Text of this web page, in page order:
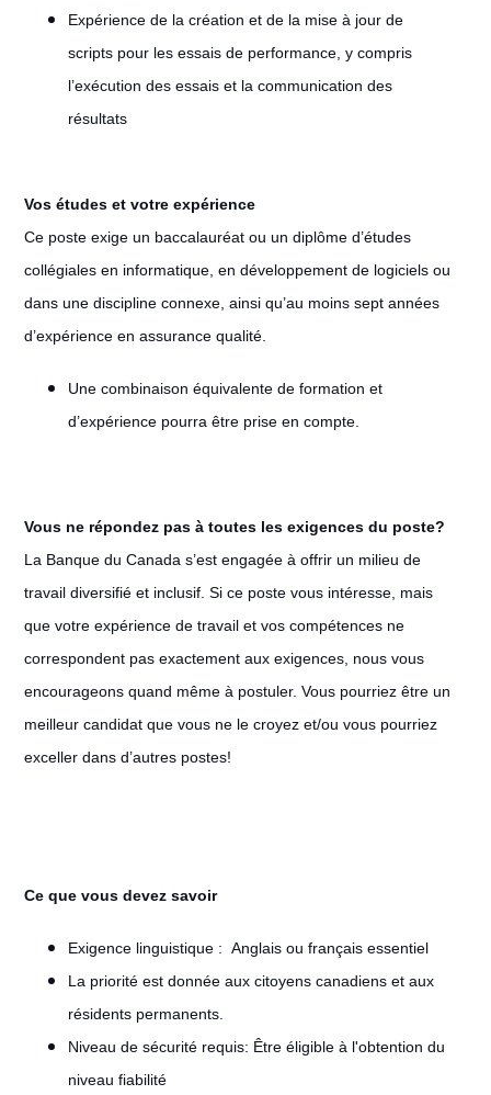
Expérience de la création et de la mise à jour de
scripts pour les essais de performance, y compris
l’exécution des essais et la communication des
résultats
Vos études et votre expérience
Ce poste exige un baccalauréat ou un diplôme d’études
collégiales en informatique, en développement de logiciels ou
dans une discipline connexe, ainsi qu’au moins sept années
d’expérience en assurance qualité.
Une combinaison équivalente de formation et
d’expérience pourra être prise en compte.
Vous ne répondez pas à toutes les exigences du poste?
La Banque du Canada s’est engagée à offrir un milieu de
travail diversifié et inclusif. Si ce poste vous intéresse, mais
que votre expérience de travail et vos compétences ne
correspondent pas exactement aux exigences, nous vous
encourageons quand même à postuler. Vous pourriez être un
meilleur candidat que vous ne le croyez et/ou vous pourriez
exceller dans d’autres postes!
Ce que vous devez savoir
Exigence linguistique : Anglais ou français essentiel
La priorité est donnée aux citoyens canadiens et aux
résidents permanents.
Niveau de sécurité requis: Être éligible à l'obtention du
niveau fiabilité